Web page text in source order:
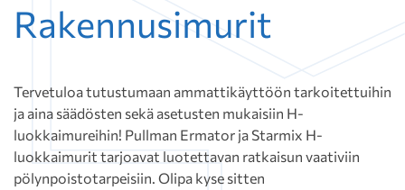
Rakennusimurit
Tervetuloa tutustumaan ammattikäyttöön tarkoitettuihin
ja aina säädösten sekä asetusten mukaisiin H-
luokkaimureihin! Pullman Ermator ja Starmix H-
luokkaimurit tarjoavat luotettavan ratkaisun vaativiin
pölynpoistotarpeisiin. Olipa kyse sitten